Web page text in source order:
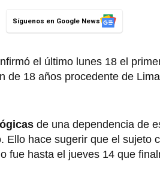
Síguenos en Google News
el último lunes 18 el
de 18 años procedente de
de una dependencia de
Ello hace sugerir que el sujeto
fue hasta el jueves 14 que